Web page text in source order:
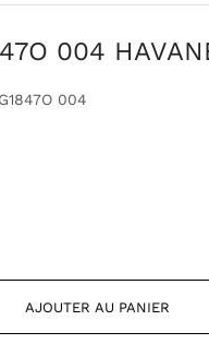
004
004
AJOUTER AU PANIER